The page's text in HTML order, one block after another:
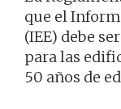
que el
(IEE) debe
para las
50 años de